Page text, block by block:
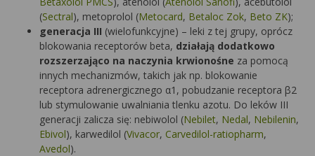
(Sectral), metoprolol (Metocard, Betaloc Zok, Beto ZK);
generacja III (wielofunkcyjne) – leki z tej grupy, oprócz
blokowania receptorów beta, działają dodatkowo
rozszerzająco na naczynia krwionośne za pomocą
innych mechanizmów, takich jak np. blokowanie
receptora adrenergicznego α1, pobudzanie receptora β2
lub stymulowanie uwalniania tlenku azotu. Do leków III
generacji zalicza się: nebiwolol (Nebilet, Nedal, Nebilenin,
Ebivol), karwedilol (Vivacor, Carvedilol-ratiopharm,
Avedol).